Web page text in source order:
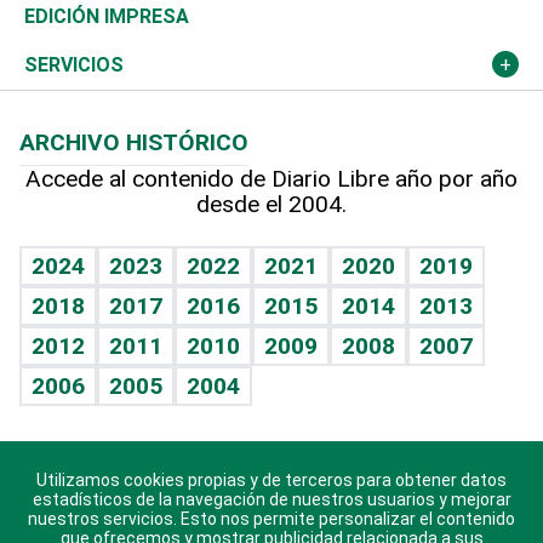
Caribe
Resto del mundo
Global y variable
Economía personal
Novedades
Podcast Arte Libre
Hablando con el pediatra
Vida y familia
Eñe
Celebrando la vida
Sin complejos
En pocas palabras
Escuchando al corazón
Olimpismo
Más deportes
Línea de hit
TBT Deportivo
Noticiero Poteleche
Columnistas
Más firmas
Martes de tecnología
Cambio climático
Deportes
Opinión
Hecho en casa
Guía del dinero
EDICIÓN IMPRESA
SERVICIOS
Cumpleaños
Horóscopos
Crucigramas
ARCHIVO HISTÓRICO
Accede al contenido de Diario Libre año por año
desde el 2004.
2024 2023 2022 2021 2020
2019
2018
2017 2016 2015 2014
2013
2012
2011 2010 2009 2008
2007
2006
2005 2004
Descarga nuestras aplicaciones para Android, iOS y
sistema Huawei.
Utilizamos cookies propias y de terceros para obtener datos
estadísticos de la navegación de nuestros usuarios y mejorar
nuestros servicios. Esto nos permite personalizar el contenido
que ofrecemos y mostrar publicidad relacionada a sus